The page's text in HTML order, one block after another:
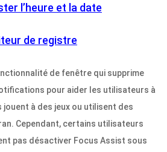
l’heure et la date
de registre
de fenêtre qui supprime
pour aider les utilisateurs à
à des jeux ou utilisent des
Cependant, certains utilisateurs
pas désactiver Focus Assist sous